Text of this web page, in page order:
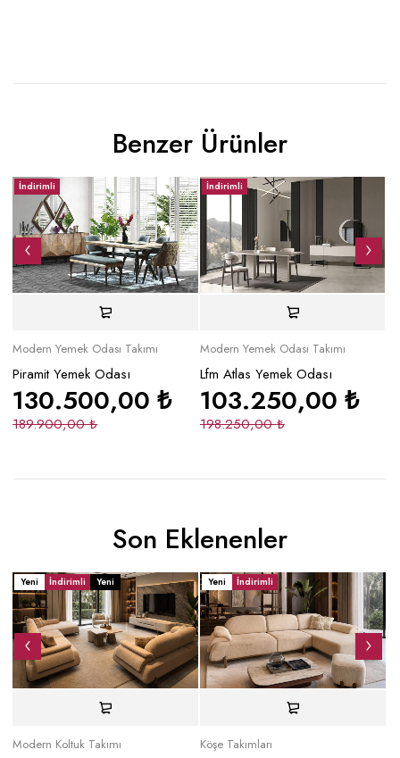
Benzer Ürünler
İndirimli
Modern Yemek Odası Takımı
Piramit Yemek Odası
189.900,00₺
130.500,00₺
İndirimli
Modern Yemek Odası Takımı
Lfm Atlas Yemek Odası
198.250,00₺
103.250,00 ₺
Son Eklenenler
Yeni İndirimli Yeni
Modern Koltuk Takımı
Yeni İndirimli
Köşe Takımları